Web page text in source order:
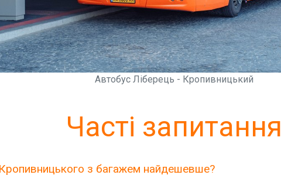
Автобус Ліберець - Кропивницький
Часті запитання
з багажем найдешевше?